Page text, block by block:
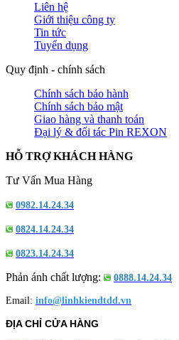
Liên hệ
Giới thiệu công ty
Tin tức
Tuyển dụng
Quy định - chính sách
Chính sách bảo hành
Chính sách bảo mật
Giao hàng và thanh toán
Đại lý & đối tác Pin REXON
HỖ TRỢ KHÁCH HÀNG
Tư Vấn Mua Hàng
0982.14.24.34
0824.14.24.34
0823.14.24.34
Phản ánh chất lượng: 0888.14.24.34
Email: info@linhkiendtdd.vn
ĐỊA CHỈ CỬA HÀNG